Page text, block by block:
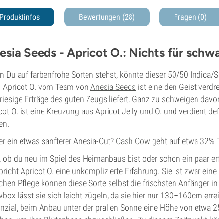
Produktinfos Bewertungen (28) Fragen (0)
Seeds - Apricot O.: Nichts für
Du auf farbenfrohe Sorten stehst, könnte dieser 50/50 Indica/
Apricot O. vom Team von Anesia Seeds ist eine den Geist
Erträge des guten Zeugs liefert. Ganz zu schweigen
O. ist eine Kreuzung aus Apricot Jelly und O. und verdient
ein etwas sanfterer Anesia-Cut? Cash Cow geht auf etwa 32%
ob du neu im Spiel des Heimanbaus bist oder schon ein paar
Apricot O. eine unkomplizierte Erfahrung. Sie ist zwar
Pflege können diese Sorte selbst die frischsten Anfänger
lässt sie sich leicht zügeln, da sie hier nur 130–160cm
beim Anbau unter der prallen Sonne eine Höhe von etwa